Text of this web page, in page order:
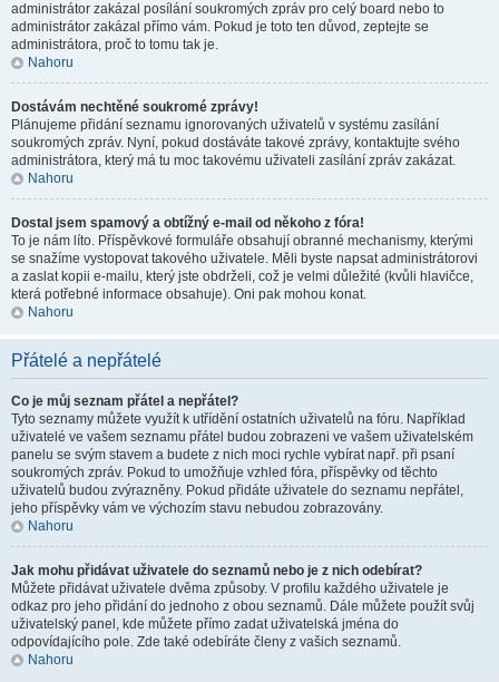
administrátor zakázal posílání soukromých zpráv pro celý board nebo to
administrátor zakázal přímo vám. Pokud je toto ten důvod, zeptejte se
administrátora, proč to tomu tak je.
Nahoru
Dostávám nechtěné soukromé zprávy!
Plánujeme přidání seznamu ignorovaných uživatelů v systému zasílání
soukromých zpráv. Nyní, pokud dostáváte takové zprávy, kontaktujte svého
administrátora, který má tu moc takovému uživateli zasílání zpráv zakázat.
Nahoru
Dostal jsem spamový a obtížný e-mail od někoho z fóra!
To je nám líto. Příspěvkové formuláře obsahují obranné mechanismy, kterými
se snažíme vystopovat takového uživatele. Měli byste napsat administrátorovi
a zaslat kopii e-mailu, který jste obdrželi, což je velmi důležité (kvůli hlavičce,
která potřebné informace obsahuje). Oni pak mohou konat.
Nahoru
Přátelé a nepřátelé
Co je můj seznam přátel a nepřátel?
Tyto seznamy můžete využít k utřídění ostatních uživatelů na fóru. Například
uživatelé ve vašem seznamu přátel budou zobrazeni ve vašem uživatelském
panelu se svým stavem a budete z nich moci rychle vybírat např. při psaní
soukromých zpráv. Pokud to umožňuje vzhled fóra, příspěvky od těchto
uživatelů budou zvýrazněny. Pokud přidáte uživatele do seznamu nepřátel,
jeho příspěvky vám ve výchozím stavu nebudou zobrazovány.
Nahoru
Jak mohu přidávat uživatele do seznamů nebo je z nich odebírat?
Můžete přidávat uživatele dvěma způsoby. V profilu každého uživatele je
odkaz pro jeho přidání do jednoho z obou seznamů. Dále můžete použít svůj
uživatelský panel, kde můžete přímo zadat uživatelská jména do
odpovídajícího pole. Zde také odebíráte členy z vašich seznamů.
Nahoru